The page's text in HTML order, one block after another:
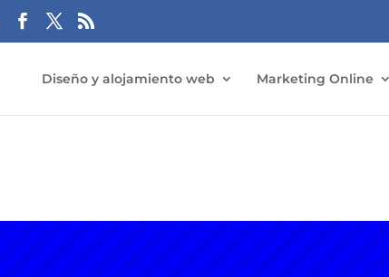
Diseño y alojamiento web Marketing Online